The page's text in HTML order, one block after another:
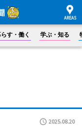
す・働く 学ぶ・知る
2025.08.20